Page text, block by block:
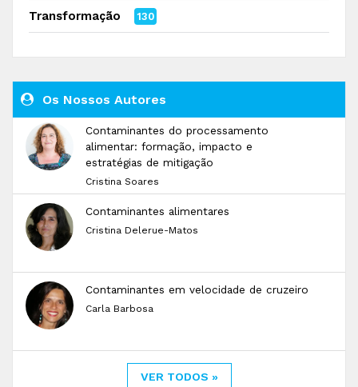
Transformação 130
Os Nossos Autores
Contaminantes do processamento
alimentar: formação, impacto e
estratégias de mitigação
Cristina Soares
Contaminantes alimentares
Cristina Delerue-Matos
Contaminantes em velocidade de cruzeiro
Carla Barbosa
VER TODOS »